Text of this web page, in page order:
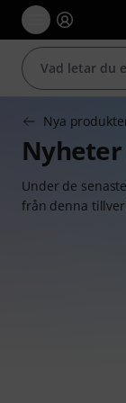
Nya
Under de
från denna